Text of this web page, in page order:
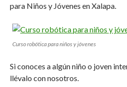
para Niños y Jóvenes en Xalapa.
Curso robótica para niños y jóvenes
Si conoces a algún niño o joven
llévalo con nosotros.